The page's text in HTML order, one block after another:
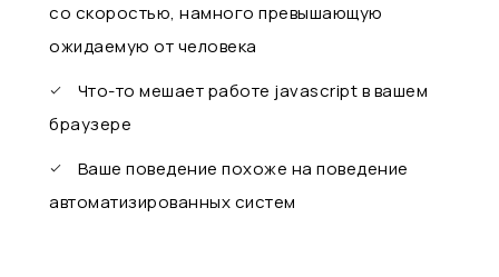
со скоростью, намного превышающую
ожидаемую от человека
Что-то мешает работе javascript в вашем
браузере
Ваше поведение похоже на поведение
автоматизированных систем